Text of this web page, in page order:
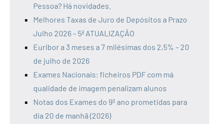
Pessoa? Há novidades.
Melhores Taxas de Juro de Depósitos a Prazo
Julho 2026 – 5ª ATUALIZAÇÃO
Euribor a 3 meses a 7 milésimas dos 2,5% – 20
de julho de 2026
Exames Nacionais: ficheiros PDF com má
qualidade de imagem penalizam alunos
Notas dos Exames do 9º ano prometidas para
dia 20 de manhã (2026)